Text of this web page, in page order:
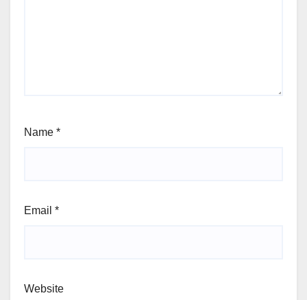
Name *
Email *
Website